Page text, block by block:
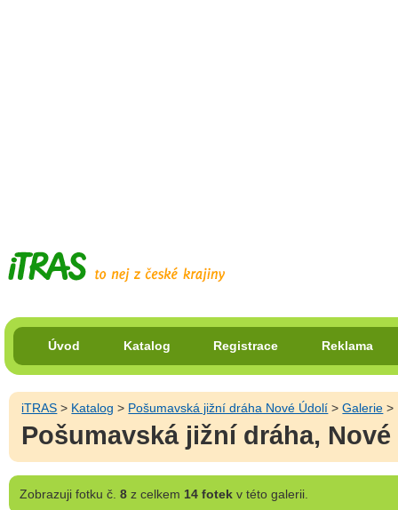
Úvod Katalog Registrace Reklama
iTRAS > Katalog > Pošumavská jižní dráha Nové Údolí >Galerie >
Pošumavská jižní dráha,
Zobrazujifotku č. 8z celkem 14 fotekv této galerii.